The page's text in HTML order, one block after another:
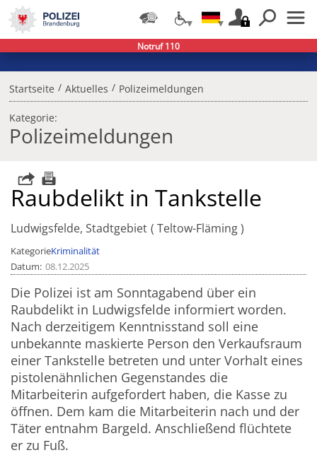
Startseite / Aktuelles / Polizeimeldungen
Kategorie:
Polizeimeldungen
Raubdelikt in Tankstelle
Ludwigsfelde, Stadtgebiet Teltow-Fläming
KategorieKriminalität
Datum 08.12.2025
Die Polizei ist am Sonntagabend über ein
Raubdelikt in Ludwigsfelde informiert worden.
Nach derzeitigem Kenntnisstand soll eine
unbekannte maskierte Person den Verkaufsraum
einer Tankstelle betreten und unter Vorhalt eines
pistolenähnlichen Gegenstandes die
Mitarbeiterin aufgefordert haben, die Kasse zu
öffnen. Dem kam die Mitarbeiterin nach und der
Täter entnahm Bargeld. Anschließend flüchtete
er zu Fuß.
Notruf 110